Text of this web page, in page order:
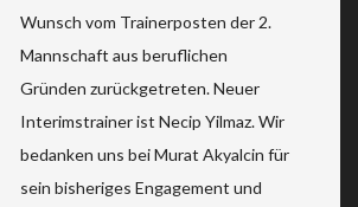
Wunsch vom Trainerposten der 2.
Mannschaft aus beruflichen
Gründen zurückgetreten. Neuer
Interimstrainer ist Necip Yilmaz. Wir
bedanken uns bei Murat Akyalcin für
sein bisheriges Engagement und